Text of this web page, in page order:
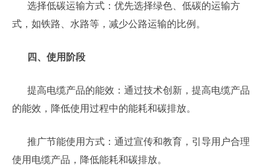
选择低碳运输方式：优先选择绿色、低碳的运输方
式，如铁路、水路等，减少公路运输的比例。
四、使用阶段
提高电缆产品的能效：通过技术创新，提高电缆产品
的能效，降低使用过程中的能耗和碳排放。
推广节能使用方式：通过宣传和教育，引导用户合理
使用电缆产品，降低能耗和碳排放。